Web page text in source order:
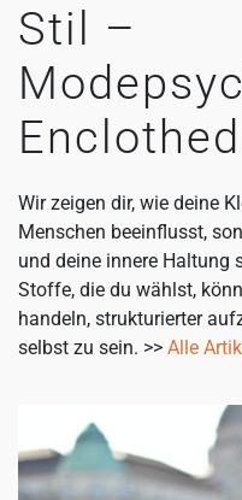
Stil –
Wir zeigen dir, wie deine
Menschen beeinflusst,
und deine innere Haltung
Stoffe, die du wählst,
handeln, strukturierter
selbst zu sein. >> Alle